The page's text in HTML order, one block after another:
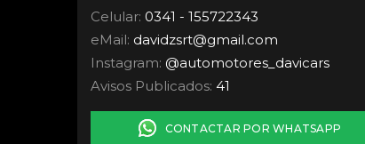
Celular: 0341 - 155722343
eMail: davidzsrt@gmail.com
Instagram: @automotores_davicars
Avisos Publicados: 41
CONTACTAR POR WHATSAPP